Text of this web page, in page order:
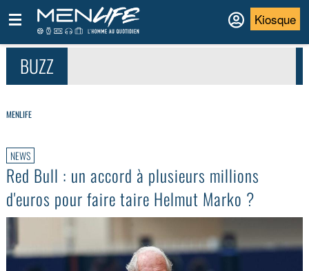
Kiosque
BUZZ
MENLIFE
NEWS
Red Bull : un accord à plusieurs millions
d'euros pour faire taire Helmut Marko ?